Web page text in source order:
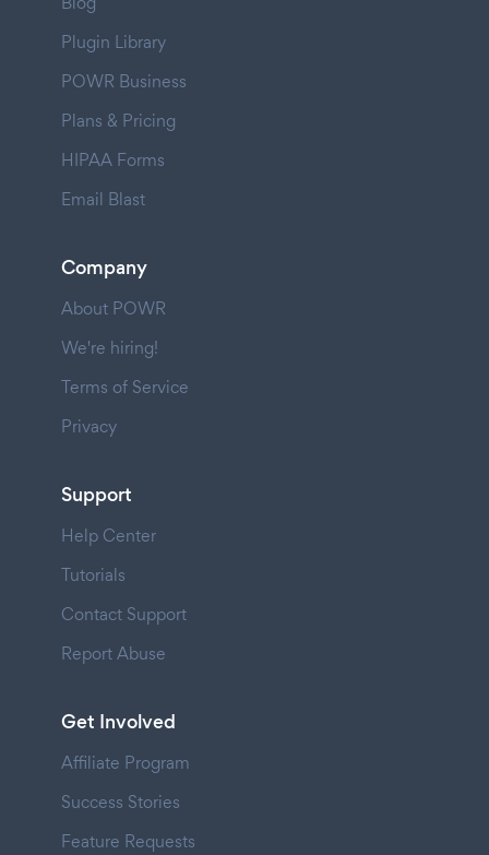
Plugin Library
POWR Business
Plans & Pricing
HIPAA Forms
Email Blast
Company
About POWR
We're hiring!
Terms of Service
Privacy
Support
Help Center
Tutorials
Contact Support
Report Abuse
Get Involved
Affiliate Program
Success Stories
Feature Requests